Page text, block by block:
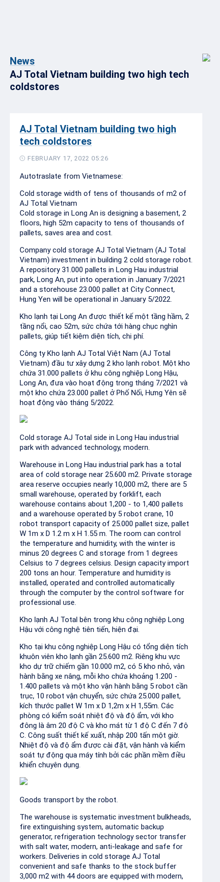
News
AJ Total Vietnam building two high tech
coldstores
AJ Total Vietnam building two high
tech coldstores
FEBRUARY 17, 2022 05:26
Autotraslate from Vietnamese:
Cold storage width of tens of thousands of m2 of
AJ Total Vietnam
Cold storage in Long An is designing a basement, 2
floors, high 52m capacity to tens of thousands of
pallets, saves area and cost.
Company cold storage AJ Total Vietnam (AJ Total
Vietnam) investment in building 2 cold storage robot.
A repository 31.000 pallets in Long Hau industrial
park, Long An, put into operation in January 7/2021
and a storehouse 23.000 pallet at City Connect,
Hung Yen will be operational in January 5/2022.
Kho lạnh tại Long An được thiết kế một tầng hầm, 2
tầng nổi, cao 52m, sức chứa tới hàng chục nghìn
pallets, giúp tiết kiệm diện tích, chi phí.
Công ty Kho lạnh AJ Total Việt Nam (AJ Total
Vietnam) đầu tư xây dựng 2 kho lạnh robot. Một kho
chứa 31.000 pallets ở khu công nghiệp Long Hậu,
Long An, đưa vào hoạt động trong tháng 7/2021 và
một kho chứa 23.000 pallet ở Phố Nối, Hưng Yên sẽ
hoạt động vào tháng 5/2022.
Cold storage AJ Total side in Long Hau industrial
park with advanced technology, modern.
Warehouse in Long Hau industrial park has a total
area of cold storage near 25.600 m2. Private storage
area reserve occupies nearly 10,000 m2, there are 5
small warehouse, operated by forklift, each
warehouse contains about 1,200 - to 1,400 pallets
and a warehouse operated by 5 robot crane, 10
robot transport capacity of 25.000 pallet size, pallet
W 1m x D 1.2 m x H 1.55 m. The room can control
the temperature and humidity, with the winter is
minus 20 degrees C and storage from 1 degrees
Celsius to 7 degrees celsius. Design capacity import
200 tons an hour. Temperature and humidity is
installed, operated and controlled automatically
through the computer by the control software for
professional use.
Kho lạnh AJ Total bên trong khu công nghiệp Long
Hậu với công nghệ tiên tiến, hiện đại.
Kho tại khu công nghiệp Long Hậu có tổng diện tích
khuôn viên kho lạnh gần 25.600 m2. Riêng khu vực
kho dự trữ chiếm gần 10.000 m2, có 5 kho nhỏ, vận
hành bằng xe nâng, mỗi kho chứa khoảng 1.200 -
1.400 pallets và một kho vận hành bằng 5 robot cần
trục, 10 robot vận chuyển, sức chứa 25.000 pallet,
kích thước pallet W 1m x D 1,2m x H 1,55m. Các
phòng có kiểm soát nhiệt độ và độ ẩm, với kho
đông là âm 20 độ C và kho mát từ 1 độ C đến 7 độ
C. Công suất thiết kế xuất, nhập 200 tấn một giờ.
Nhiệt độ và độ ẩm được cài đặt, vận hành và kiểm
soát tự động qua máy tính bởi các phần mềm điều
khiển chuyên dụng.
Goods transport by the robot.
The warehouse is systematic investment bulkheads,
fire extinguishing system, automatic backup
generator, refrigeration technology sector transfer
with salt water, modern, anti-leakage and safe for
workers. Deliveries in cold storage AJ Total
convenient and safe thanks to the stock buffer
3,000 m2 with 44 doors are equipped with modern,